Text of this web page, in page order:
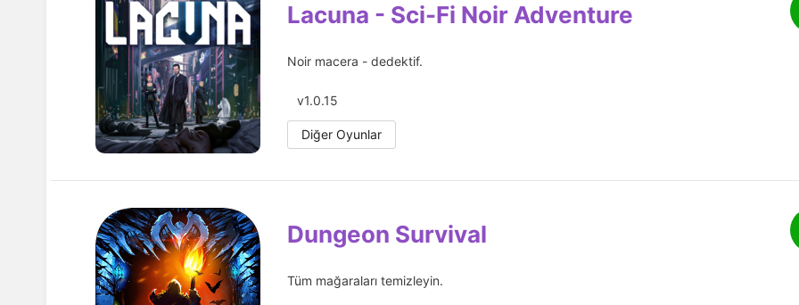
Lacuna - Sci-Fi Noir Adventure
Noir macera - dedektif.
v1.0.15
Diğer Oyunlar
Dungeon Survival
Tüm mağaraları temizleyin.